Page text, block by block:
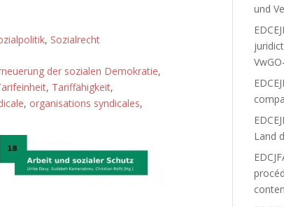
, Sozialrecht
der sozialen Demokratie,
, Tariffähigkeit,
, organisations syndicales,
und
VwGO-
Land